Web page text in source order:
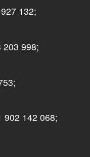
132;
203 998;
902 142 068;